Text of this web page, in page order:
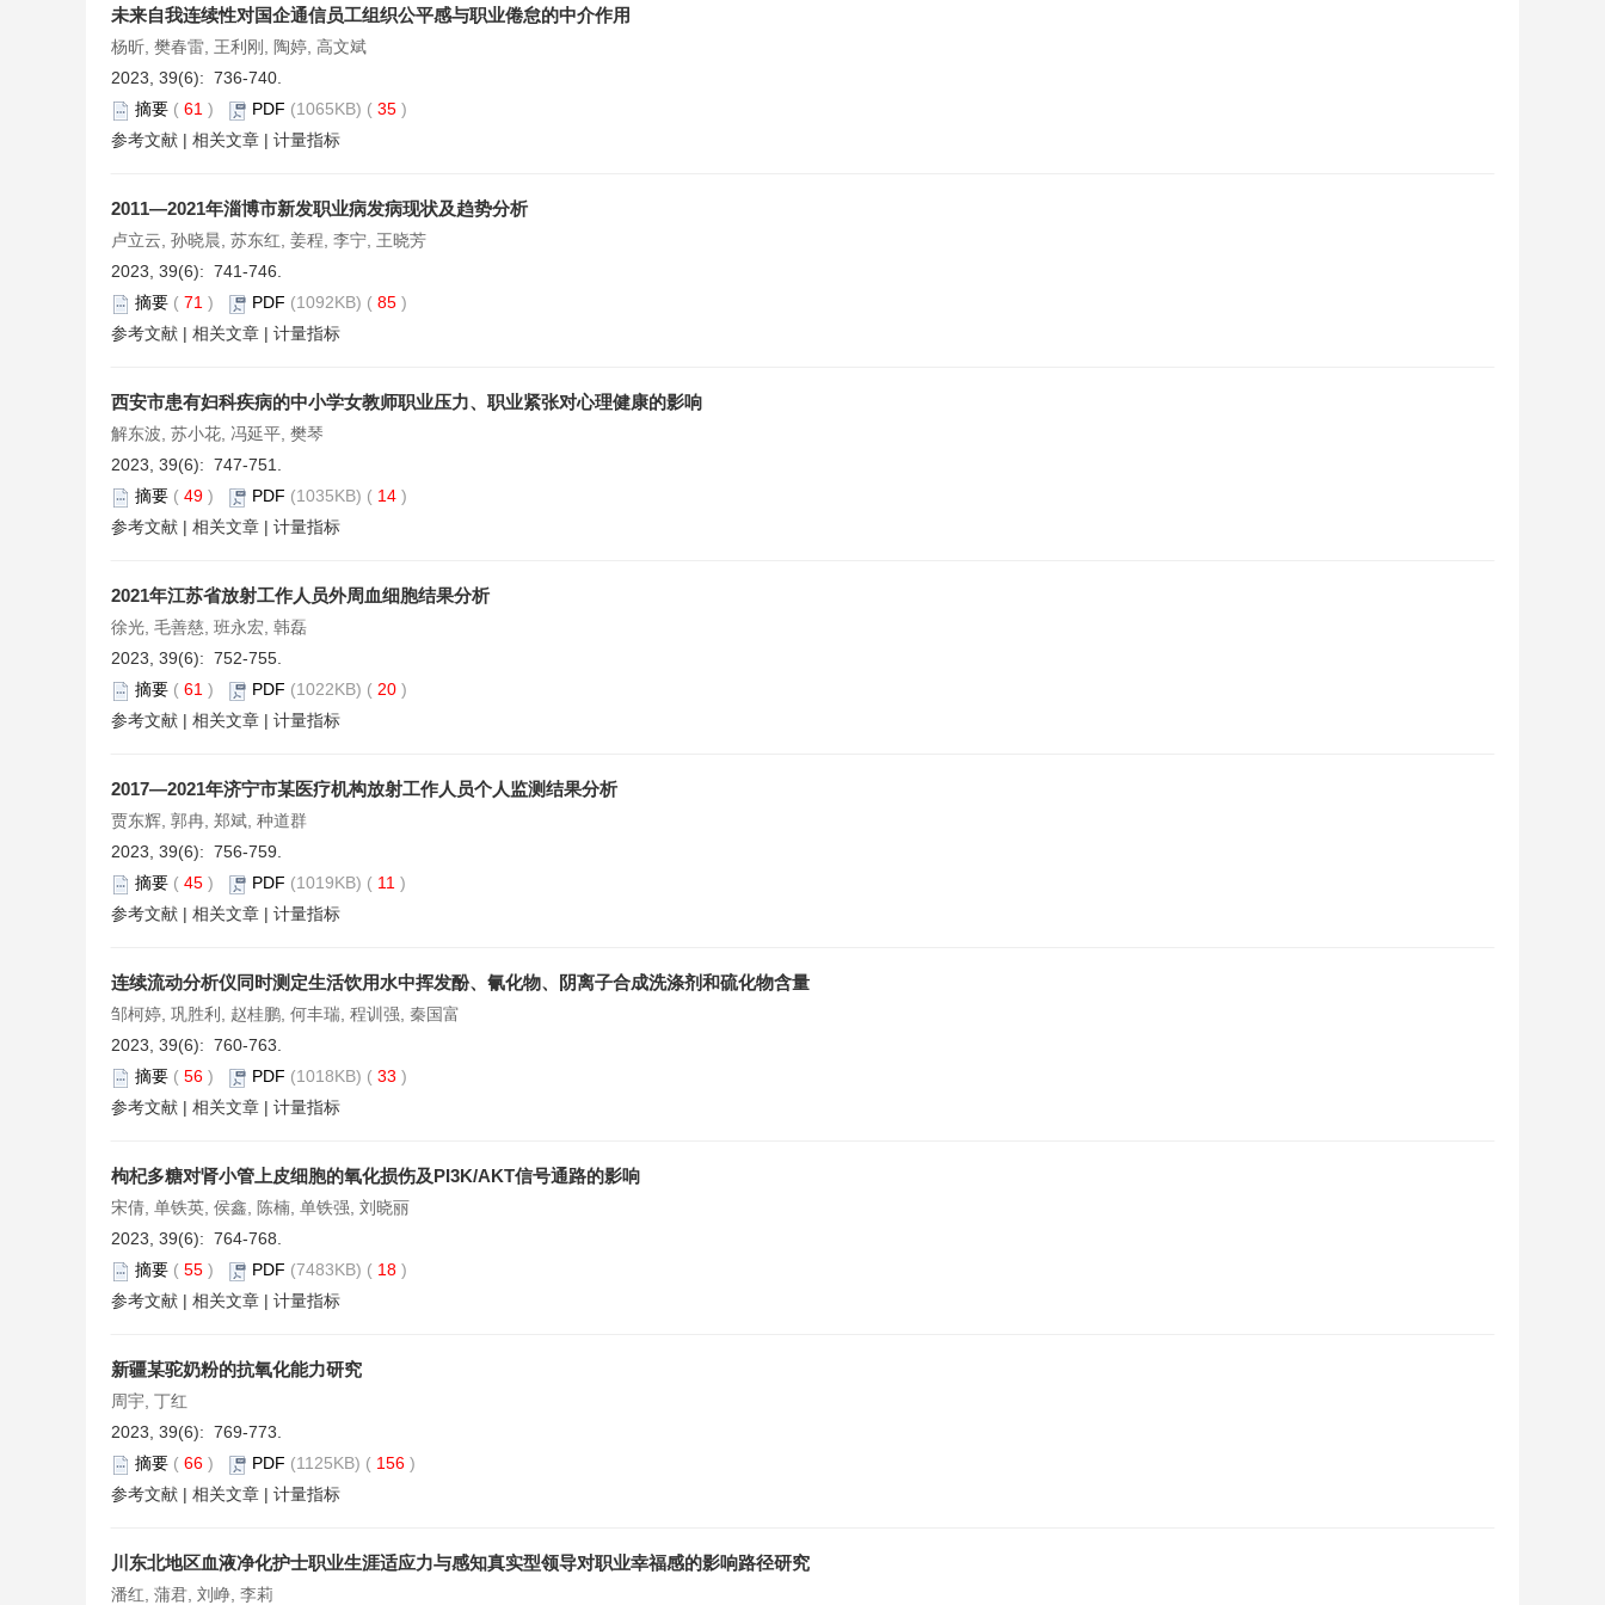
未来自我连续性对国企通信员工组织公平感与职业倦怠的中介作用
杨昕, 樊春雷, 王利刚, 陶婷, 高文斌
2023, 39(6): 736-740.
摘要 ( 61 ) PDF (1065KB) ( 35 )
参考文献 | 相关文章 | 计量指标
2011—2021年淄博市新发职业病发病现状及趋势分析
卢立云, 孙晓晨, 苏东红, 姜程, 李宁, 王晓芳
2023, 39(6): 741-746.
摘要 ( 71 ) PDF (1092KB) ( 85 )
参考文献 | 相关文章 | 计量指标
西安市患有妇科疾病的中小学女教师职业压力、职业紧张对心理健康的影响
解东波, 苏小花, 冯延平, 樊琴
2023, 39(6): 747-751.
摘要 ( 49 ) PDF (1035KB) ( 14 )
参考文献 | 相关文章 | 计量指标
2021年江苏省放射工作人员外周血细胞结果分析
徐光, 毛善慈, 班永宏, 韩磊
2023, 39(6): 752-755.
摘要 ( 61 ) PDF (1022KB) ( 20 )
参考文献 | 相关文章 | 计量指标
2017—2021年济宁市某医疗机构放射工作人员个人监测结果分析
贾东辉, 郭冉, 郑斌, 种道群
2023, 39(6): 756-759.
摘要 ( 45 ) PDF (1019KB) ( 11 )
参考文献 | 相关文章 | 计量指标
连续流动分析仪同时测定生活饮用水中挥发酚、氰化物、阴离子合成洗涤剂和硫化物含量
邹柯婷, 巩胜利, 赵桂鹏, 何丰瑞, 程训强, 秦国富
2023, 39(6): 760-763.
摘要 ( 56 ) PDF (1018KB) ( 33 )
参考文献 | 相关文章 | 计量指标
枸杞多糖对肾小管上皮细胞的氧化损伤及PI3K/AKT信号通路的影响
宋倩, 单铁英, 侯鑫, 陈楠, 单铁强, 刘晓丽
2023, 39(6): 764-768.
摘要 ( 55 ) PDF (7483KB) ( 18 )
参考文献 | 相关文章 | 计量指标
新疆某驼奶粉的抗氧化能力研究
周宇, 丁红
2023, 39(6): 769-773.
摘要 ( 66 ) PDF (1125KB) ( 156 )
参考文献 | 相关文章 | 计量指标
川东北地区血液净化护士职业生涯适应力与感知真实型领导对职业幸福感的影响路径研究
潘红, 蒲君, 刘峥, 李莉